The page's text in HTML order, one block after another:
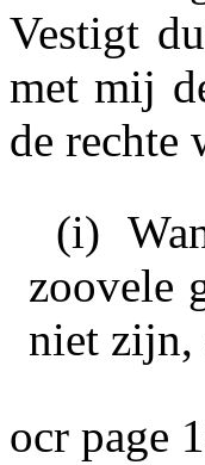
Vestigt
met mij
de rechte
(i)
zoovele
niet zijn,
ocr page